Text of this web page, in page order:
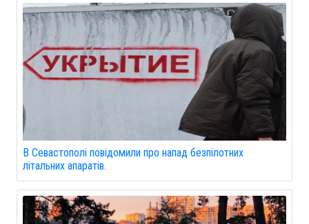
В Севастополі повідомили про напад безпілотних
літальних апаратів.